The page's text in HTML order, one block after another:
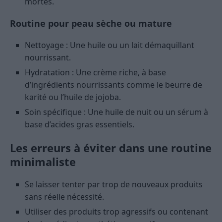
Routine pour peau sèche ou mature
Nettoyage : Une huile ou un lait démaquillant
nourrissant.
Hydratation : Une crème riche, à base
d’ingrédients nourrissants comme le beurre de
karité ou l’huile de jojoba.
Soin spécifique : Une huile de nuit ou un sérum à
base d’acides gras essentiels.
Les erreurs à éviter dans une routine
minimaliste
Se laisser tenter par trop de nouveaux produits
sans réelle nécessité.
Utiliser des produits trop agressifs ou contenant